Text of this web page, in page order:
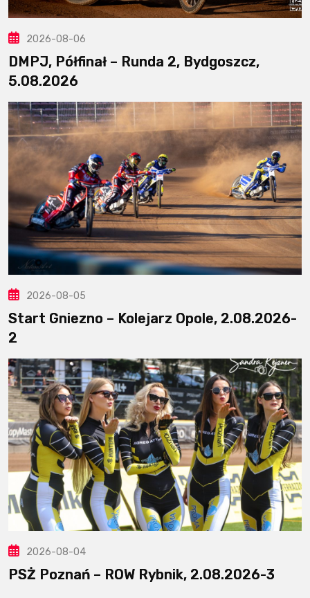
2026-08-06
DMPJ, Półfinał – Runda 2, Bydgoszcz,
5.08.2026
2026-08-05
Start Gniezno – Kolejarz Opole, 2.08.2026-
2
2026-08-04
PSŻ Poznań – ROW Rybnik, 2.08.2026-3